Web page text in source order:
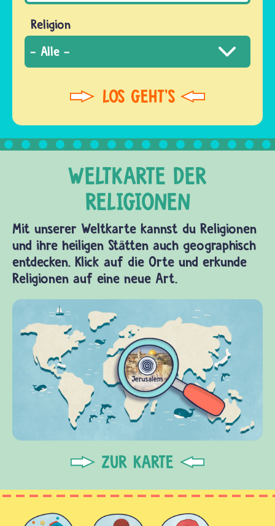
Religion
Mit unserer Weltkarte kannst du Religionen
und ihre heiligen Stätten auch geographisch
entdecken. Klick auf die Orte und erkunde
Religionen auf eine neue Art.
ZUR KARTE